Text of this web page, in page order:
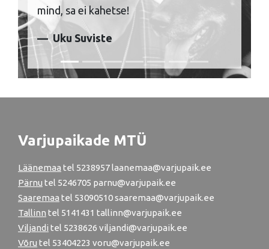
mind, sa ei kahetse!
Uku Suviste
Varjupaikade MTÜ
Läänemaa tel 5238957 laanemaa@varjupaik.ee
Pärnu tel 5246705 parnu@varjupaik.ee
Saaremaa tel 53090510 saaremaa@varjupaik.ee
Tallinn tel 5141431 tallinn@varjupaik.ee
Viljandi tel 5238626 viljandi@varjupaik.ee
Võru tel 53404223 voru@varjupaik.ee